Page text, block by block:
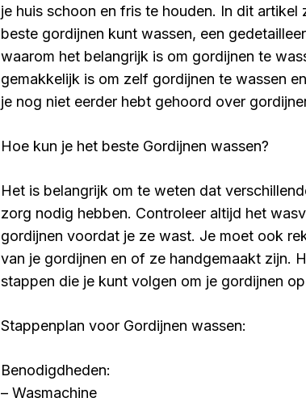
je huis schoon en fris te houden. In dit artikel
beste gordijnen kunt wassen, een
waarom het belangrijk is om gordijnen te
gemakkelijk is om zelf gordijnen te wassen
je nog niet eerder hebt gehoord over
Hoe kun je het beste Gordijnen wassen?
Het is belangrijk om te weten dat
zorg nodig hebben. Controleer altijd het
gordijnen voordat je ze wast. Je moet ook
van je gordijnen en of ze handgemaakt zijn.
stappen die je kunt volgen om je gordijnen
Stappenplan voor Gordijnen wassen:
Benodigdheden:
– Wasmachine